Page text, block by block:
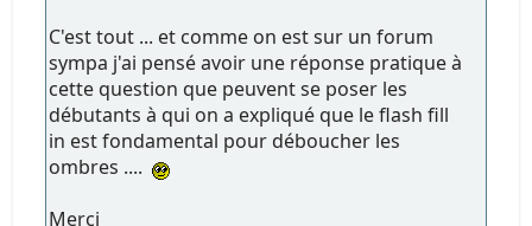
C'est tout ... et comme on est sur un forum
sympa j'ai pensé avoir une réponse pratique à
cette question que peuvent se poser les
débutants à qui on a expliqué que le flash fill
in est fondamental pour déboucher les
ombres ....
Merci